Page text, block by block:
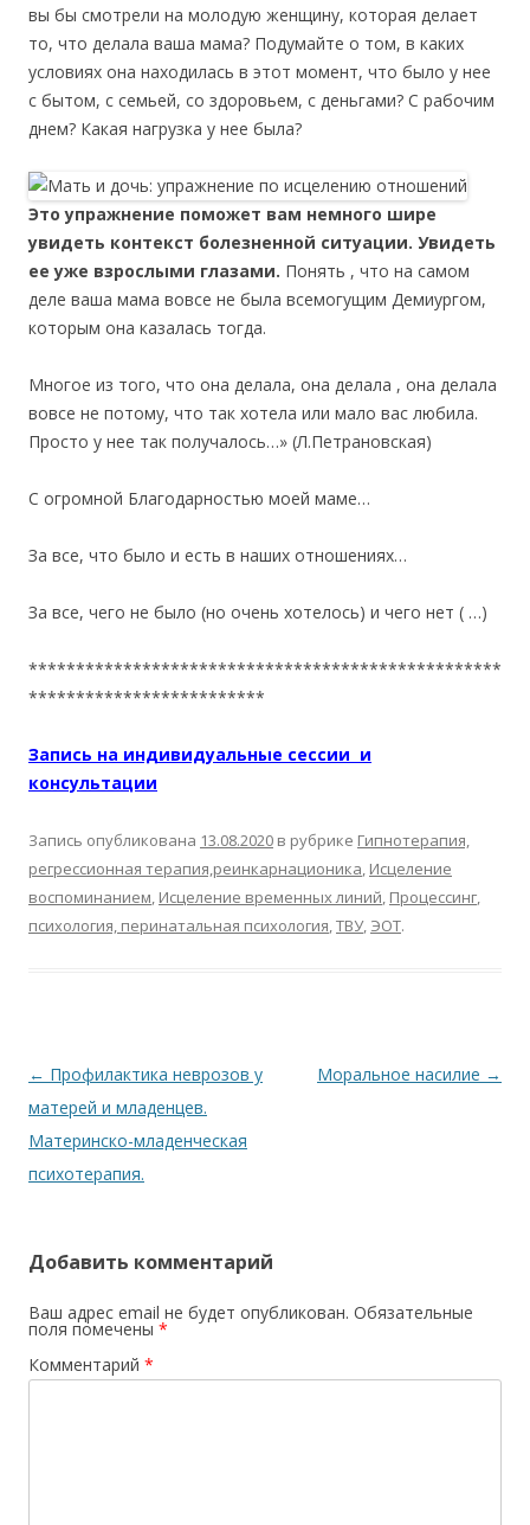
вы бы смотрели на молодую женщину, которая делает
то, что делала ваша мама? Подумайте о том, в каких
условиях она находилась в этот момент, что было у нее
с бытом, с семьей, со здоровьем, с деньгами? С рабочим
днем? Какая нагрузка у нее была?
Это упражнение поможет вам немного шире
увидеть контекст болезненной ситуации. Увидеть
ее уже взрослыми глазами. Понять , что на самом
деле ваша мама вовсе не была всемогущим Демиургом,
которым она казалась тогда.
Многое из того, что она делала, она делала , она делала
вовсе не потому, что так хотела или мало вас любила.
Просто у нее так получалось…» (Л.Петрановская)
С огромной Благодарностью моей маме…
За все, что было и есть в наших отношениях…
За все, чего не было (но очень хотелось) и чего нет ( …)
**************************************************
*************************
Запись на индивидуальные сессии и
консультации
Запись опубликована 13.08.2020 в рубрике Гипнотерапия,
регрессионная терапия,реинкарнационика, Исцеление
воспоминанием, Исцеление временных линий, Процессинг,
психология, перинатальная психология,ТВУ, ЭОТ.
Навигация по записям
← Профилактика неврозов у
матерей и младенцев.
Материнско-младенческая
психотерапия.
Моральное насилие →
Добавить комментарий
Ваш адрес email не будет опубликован. Обязательные
поля помечены *
Комментарий *